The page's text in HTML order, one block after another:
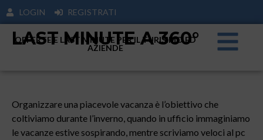
LOGIN REGISTRATI
LAST MINUTE A 360°
OFFERTE E LAST MINUTE PER IL TURISIMO ED
AZIENDE
Organizzare una piacevole vacanza è l’obiettivo che
coltiviamo durante l’inverno, quando in ufficio immaginiamo
le vacanze estive sospirando, mentre scriviamo veloci al pc